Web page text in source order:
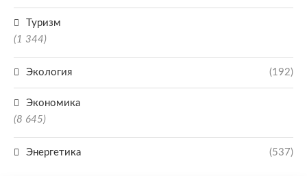
Туризм
(1 344)
Экология (192)
Экономика
(8 645)
Энергетика (537)